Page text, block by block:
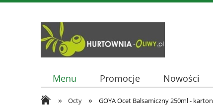
Menu Promocje Nowości
» Octy » GOYA Ocet Balsamiczny 250ml - karton